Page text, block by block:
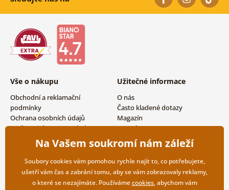
Vše o nákupu
Obchodní a reklamační
podmínky
Ochrana osobních údajů
Možnosti dopravy a platby
Vrácení zboží
Užitečné informace
O nás
Často kladené dotazy
Magazín
Kontakty
Velkoobchodní spolupráce
Na Vašem soukromí nám záleží
Soubory cookies vám pomohou rychle najít to, co potřebujete,
ušetří vám čas a zabrání tomu, aby se vám zobrazovaly reklamy,
o které se nezajímáte. Používámecookies, abychom vám